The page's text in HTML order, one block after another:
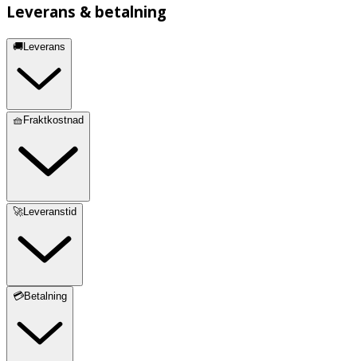
Leverans & betalning
🚚Leverans
🧺Fraktkostnad
🚀Leveranstid
💳Betalning